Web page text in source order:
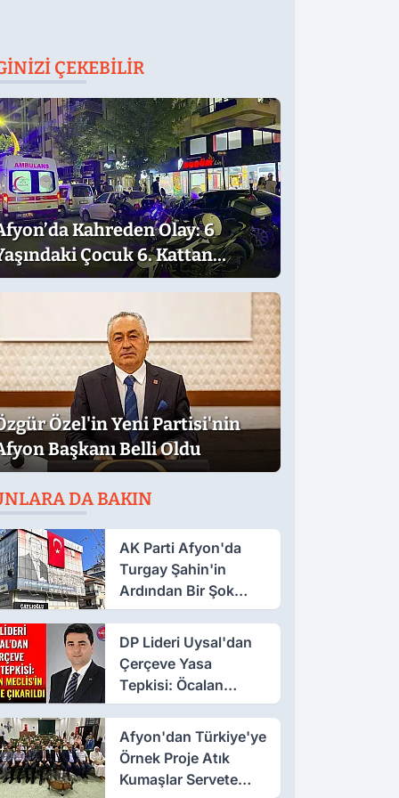
ÇEKEBILIR
Kahreden Olay: 6
Çocuk 6. Kattan
Özel'in Yeni Partisi'nin
Başkanı Belli Oldu
DA BAKIN
AK Parti Afyon'da
Turgay Şahin'in
Ardından Bir Şok
Daha!
DP Lideri Uysal'dan
Çerçeve Yasa
Tepkisi: Öcalan
Meclis'in Üzerine
Çıkarıldı
Afyon'dan Türkiye'ye
Örnek Proje Atık
Kumaşlar Servete